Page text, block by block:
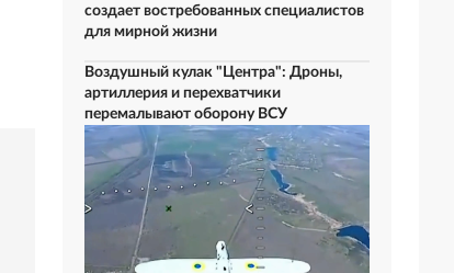
создает востребованных специалистов
для мирной жизни
Воздушный кулак "Центра": Дроны,
артиллерия и перехватчики
перемалывают оборону ВСУ